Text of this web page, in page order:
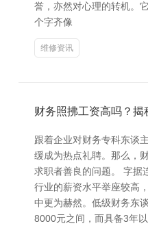
誉，亦然对心理的转机。
个字齐像
维修资讯
财务照拂工资高吗？揭
跟着企业对财务专科东谈
缓成为热点礼聘。那么，
求职者善良的问题。 字据
行业的薪资水平举座较高
中更为赫然。低级财务东
8000元之间，而具备3年